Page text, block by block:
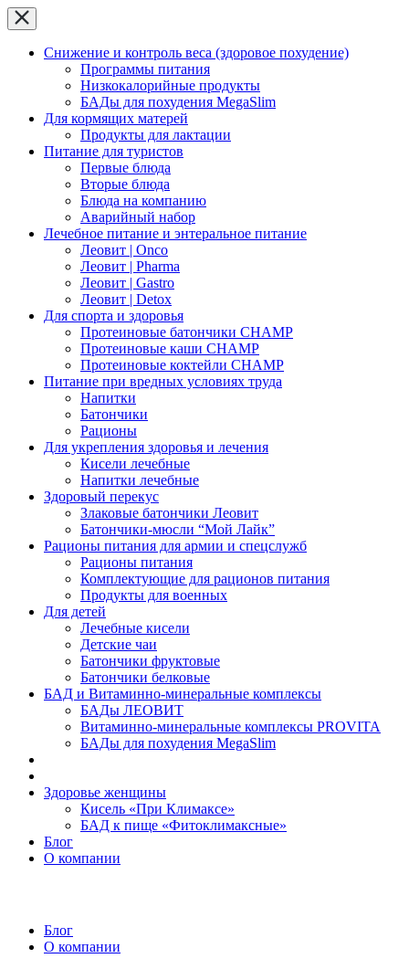
Снижение и контроль веса (здоровое похудение)
Программы питания
Низкокалорийные продукты
БАДы для похудения MegaSlim
Для кормящих матерей
Продукты для лактации
Питание для туристов
Первые блюда
Вторые блюда
Блюда на компанию
Аварийный набор
Лечебное питание и энтеральное питание
Леовит | Onco
Леовит | Pharma
Леовит | Gastro
Леовит | Detox
Для спорта и здоровья
Протеиновые батончики CHAMP
Протеиновые каши CHAMP
Протеиновые коктейли CHAMP
Питание при вредных условиях труда
Напитки
Батончики
Рационы
Для укрепления здоровья и лечения
Кисели лечебные
Напитки лечебные
Здоровый перекус
Злаковые батончики Леовит
Батончики-мюсли “Мой Лайк”
Рационы питания для армии и спецслужб
Рационы питания
Комплектующие для рационов питания
Продукты для военных
Для детей
Лечебные кисели
Детские чаи
Батончики фруктовые
Батончики белковые
БАД и Витаминно-минеральные комплексы
БАДы ЛЕОВИТ
Витаминно-минеральные комплексы PROVITA
БАДы для похудения MegaSlim
Здоровье женщины
Кисель «При Климаксе»
БАД к пище «Фитоклимаксные»
Блог
О компании
Блог
О компании